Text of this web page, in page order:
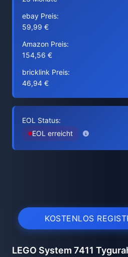
ebay Preis:
59,99 €
Amazon Preis:
154,56 €
bricklink Preis:
46,94 €
EOL Status:
EOL erreicht
KOSTENLOS
LEGO System 7411